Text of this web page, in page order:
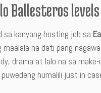
Ballesteros
sa kanyang hosting job sa
maalala na dati pang
drama at lalo na sa
puwedeng humalili just in